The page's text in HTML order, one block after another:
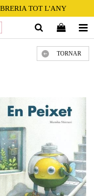
TOT L'ANY
TORNAR